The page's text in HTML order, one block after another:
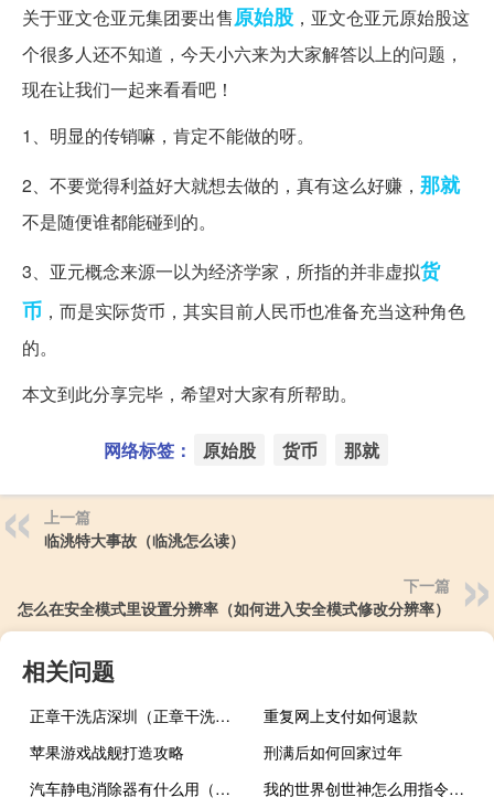
关于亚文仓亚元集团要出售原始股 ，亚文仓亚元原始股这
个很多人还不知道，今天小六来为大家解答以上的问题，
现在让我们一起来看看吧！
1、明显的传销嘛，肯定不能做的呀。
2、不要觉得利益好大就想去做的，真有这么好赚， 那就
不是随便谁都能碰到的。
3、亚元概念来源一以为经济学家，所指的并非虚拟货
币 ，而是实际货币，其实目前人民币也准备充当这种角色
的。
本文到此分享完毕，希望对大家有所帮助。
网络标签： 原始股 货币 那就
上一篇
临洮特大事故（临洮怎么读）
下一篇
怎么在安全模式里设置分辨率（如何进入安全模式修改分辨率）
相关问题
正章干洗店深圳（正章干洗店）
重复网上支付如何退款
苹果游戏战舰打造攻略
刑满后如何回家过年
汽车静电消除器有什么用（汽车静电消除器接地条）
我的世界创世神怎么用指令（我的世界创世神物品id怎么输入）